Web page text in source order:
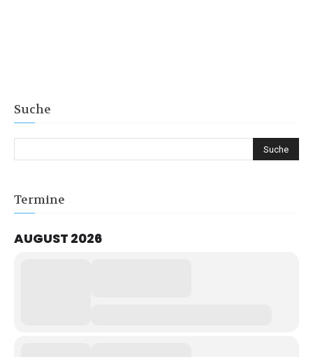
Suche
Termine
AUGUST 2026